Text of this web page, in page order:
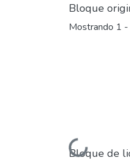
Bloque
Mostrando 1
Cargando...
Bloque de